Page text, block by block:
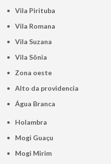
Vila Pirituba
Vila Romana
Vila Suzana
Vila Sônia
Zona oeste
alto da providencia
Água Branca
Holambra
Mogi Guaçu
Mogi Mirim